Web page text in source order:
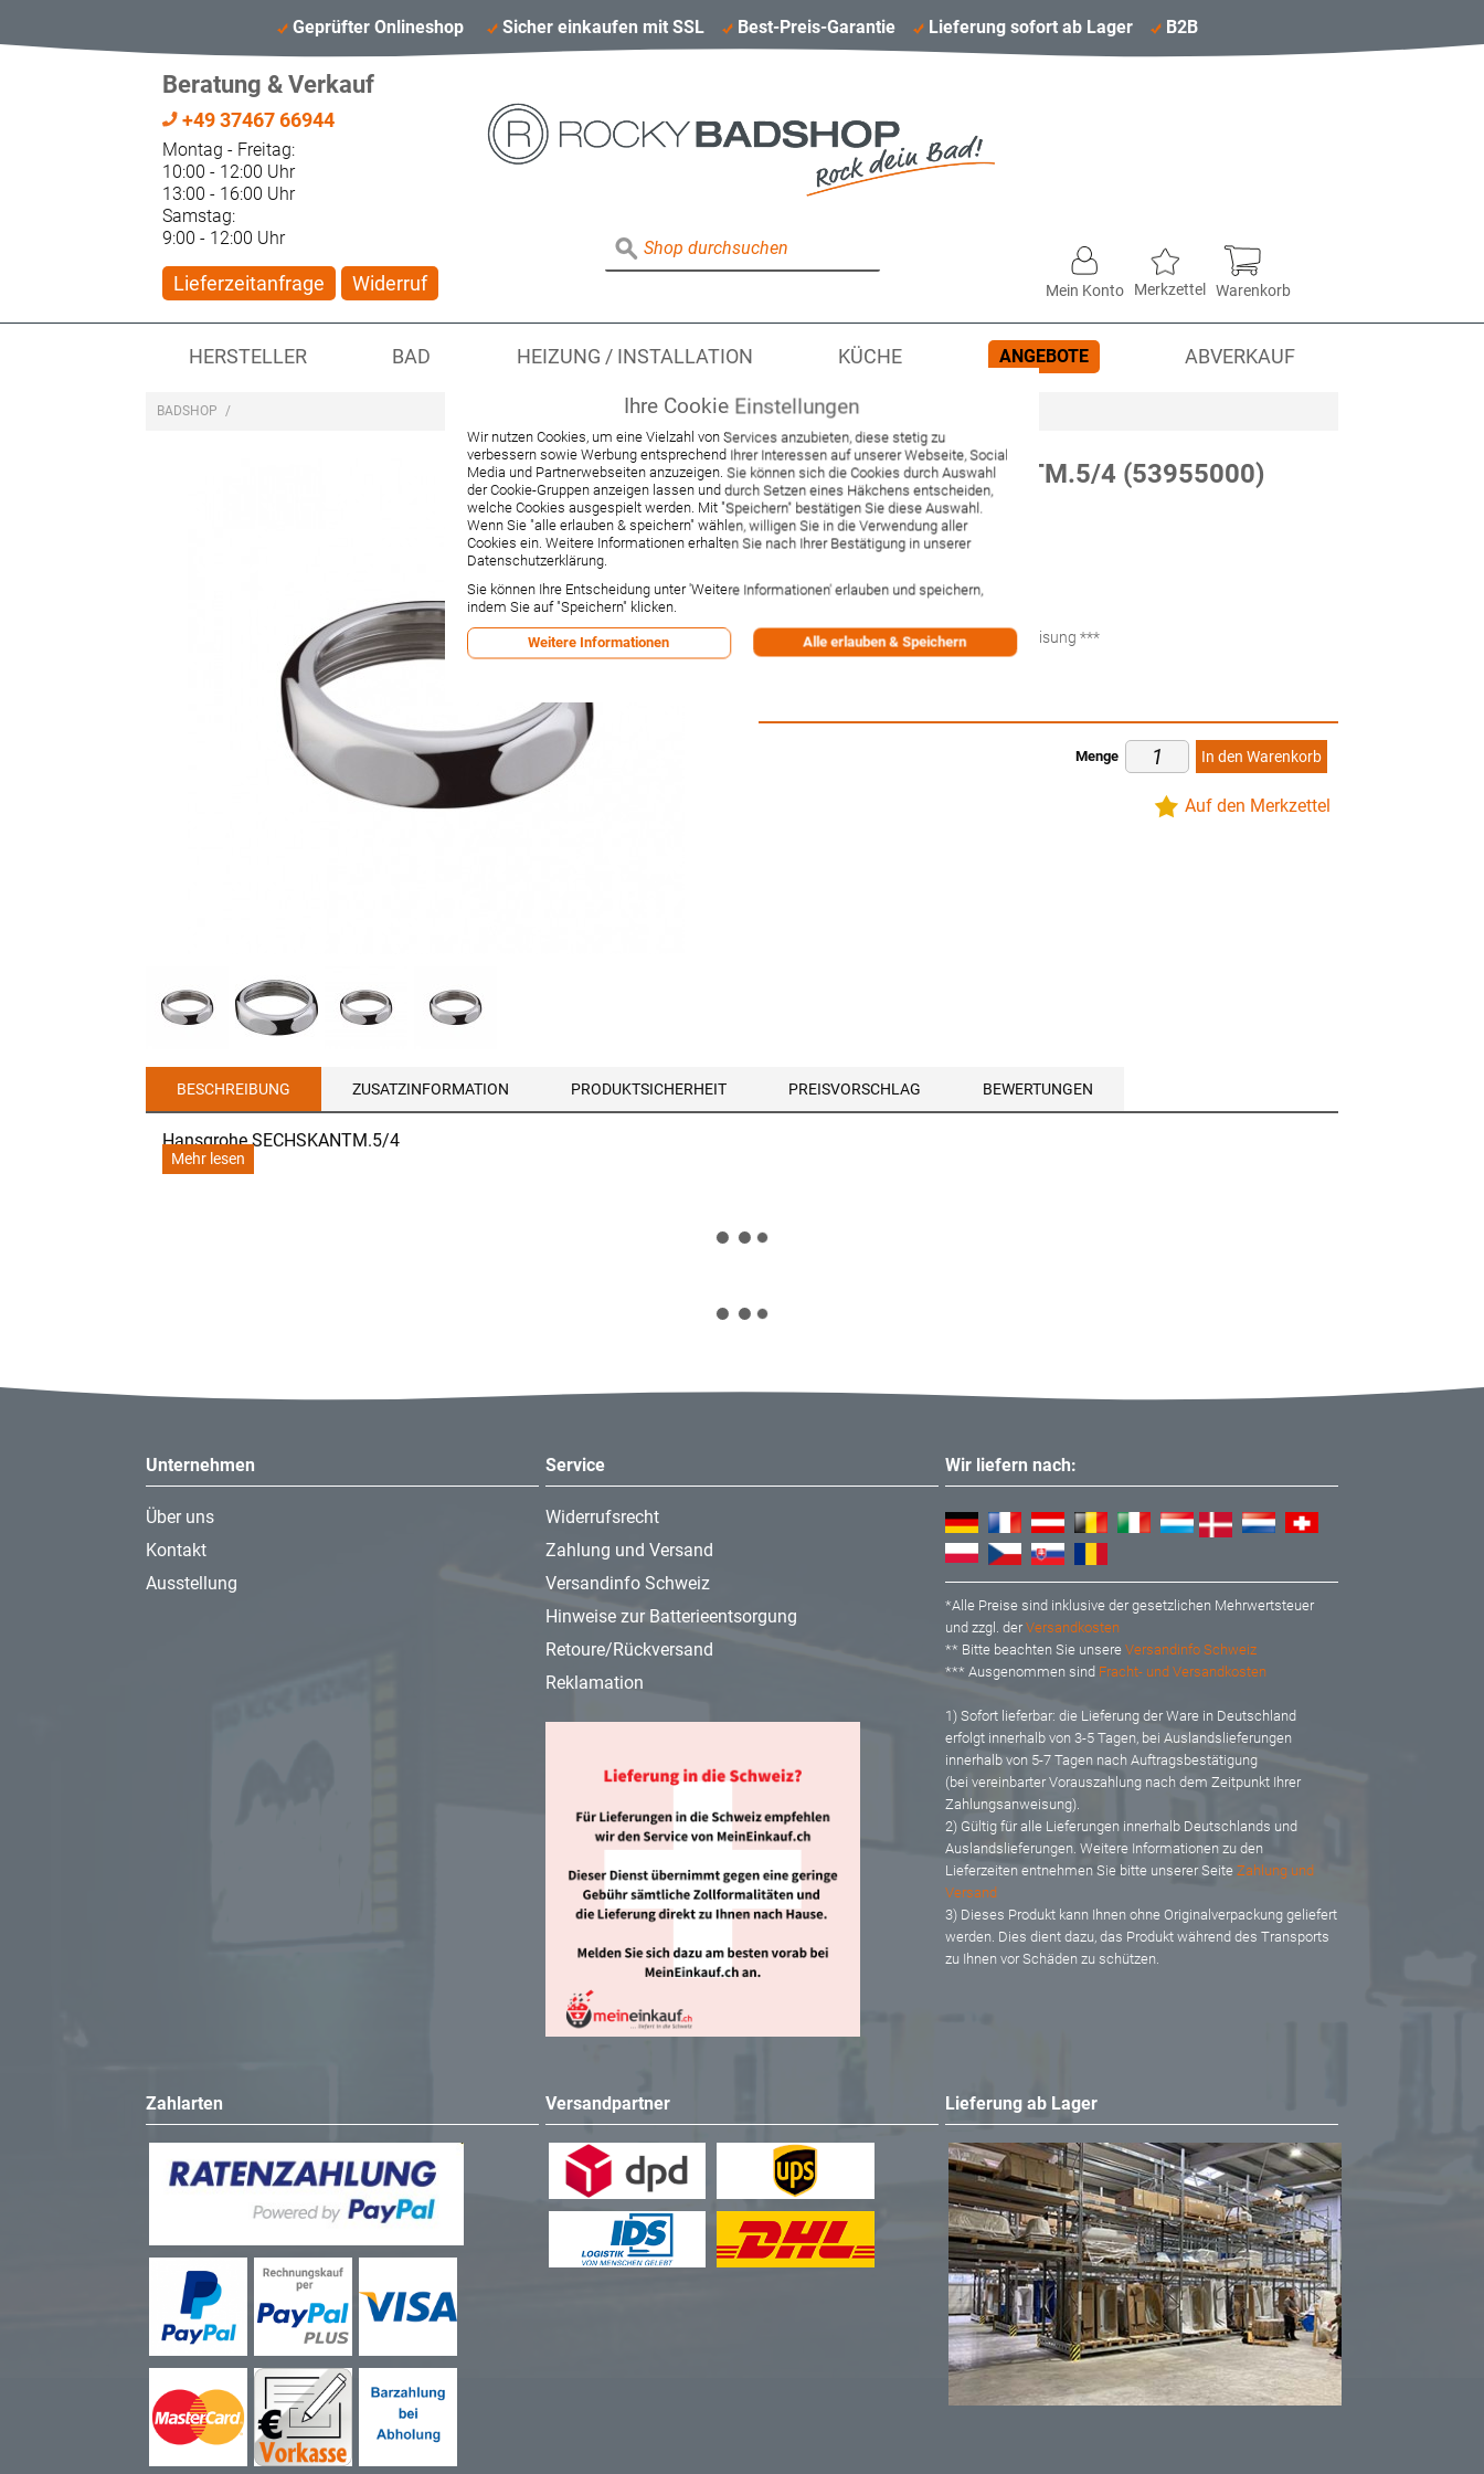
Geprüfter Onlineshop Sicher einkaufen mit SSL Best-Preis-Garantie Lieferung sofort ab Lager B2B
Beratung & Verkauf
+49 37467 66944
Montag - Freitag:
10:00 - 12:00 Uhr
13:00 - 16:00 Uhr
Samstag:
9:00 - 12:00 Uhr
Lieferzeitanfrage Widerruf Mein Konto Merkzettel Warenkorb
HERSTELLER BAD HEIZUNG / INSTALLATION KÜCHE ANGEBOTE ABVERKAUF
BADSHOP /
Hansgrohe SECHSKANTM.5/4 (53955000)
Artikelnummer:53955000
Hersteller: Hansgrohe
Lieferzeit:1-2 Wochen²
8,89 €
-1% Rabatt bei Vorkasse per Banküberweisung ***
Menge In den Warenkorb
Auf den Merkzettel
BESCHREIBUNG ZUSATZINFORMATION PRODUKTSICHERHEIT PREISVORSCHLAG BEWERTUNGEN
Hansgrohe SECHSKANTM.5/4
Mehr lesen
Unternehmen
Über uns
Kontakt
Ausstellung
Service
Widerrufsrecht
Zahlung und Versand
Versandinfo Schweiz
Hinweise zur Batterieentsorgung
Retoure/Rückversand
Reklamation
Wir liefern nach:
*Alle Preise sind inklusive der gesetzlichen Mehrwertsteuer
und zzgl. derVersandkosten
** Bitte beachten Sie unsere Versandinfo Schweiz
*** Ausgenommen sind Fracht- und Versandkosten
1) Sofort lieferbar: die Lieferung der Ware in Deutschland
erfolgt innerhalb von 3-5 Tagen, bei Auslandslieferungen
innerhalb von 5-7 Tagen nach Auftragsbestätigung
(bei vereinbarter Vorauszahlung nach dem Zeitpunkt Ihrer
Zahlungsanweisung).
2) Gültig für alle Lieferungen innerhalb Deutschlands und
Auslandslieferungen. Weitere Informationen zu den
Lieferzeiten entnehmen Sie bitte unserer Seite Zahlung und
Versand
3) Dieses Produkt kann Ihnen ohne Originalverpackung geliefert
werden. Dies dient dazu, das Produkt während des Transports
zu Ihnen vor Schäden zu schützen.
Zahlarten Versandpartner Lieferung ab Lager
Ihre Cookie Einstellungen
Wir nutzen Cookies, um eine Vielzahl von Services anzubieten, diese stetig zu
verbessern sowie Werbung entsprechend Ihrer Interessen auf unserer Webseite, Social
Media und Partnerwebseiten anzuzeigen. Sie können sich die Cookies durch Auswahl
der Cookie-Gruppen anzeigen lassen und durch Setzen eines Häkchens entscheiden,
welche Cookies ausgespielt werden. Mit "Speichern" bestätigen Sie diese Auswahl.
Wenn Sie "alle erlauben & speichern" wählen, willigen Sie in die Verwendung aller
Cookies ein. Weitere Informationen erhalten Sie nach Ihrer Bestätigung in unserer
Datenschutzerklärung.
Sie können Ihre Entscheidung unter 'Weitere Informationen' erlauben und speichern,
indem Sie auf "Speichern" klicken.
Weitere Informationen Alle erlauben & Speichern